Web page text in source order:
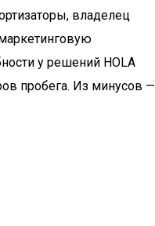
владелец
у решений HOLA
пробега. Из минусов —